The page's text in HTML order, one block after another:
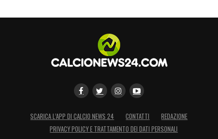
SCARICA L’APP DI CALCIO NEWS 24 CONTATTI
REDAZIONE
PRIVACY POLICY E TRATTAMENTO DEI DATI PERSONALI